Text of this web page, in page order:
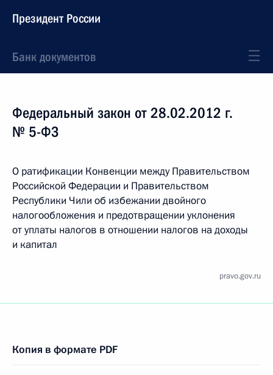
Президент России
Банк документов
Федеральный закон от 28.02.2012 г.
№ 5-ФЗ
О ратификации Конвенции между Правительством
Российской Федерации и Правительством
Республики Чили об избежании двойного
налогообложения и предотвращении уклонения
от уплаты налогов в отношении налогов на доходы
и капитал
pravo.gov.ru
Копия в формате PDF